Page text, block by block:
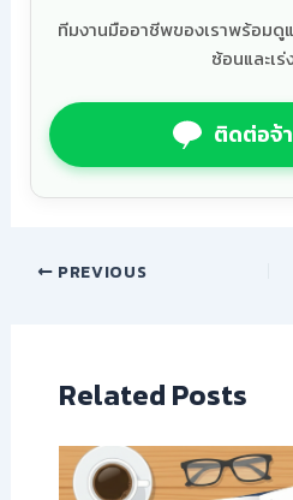
ทีมงานมืออาชีพของเราพร้อม
ซ้อนและเ
ติดต่อจ้
PREVIOUS
Related Posts